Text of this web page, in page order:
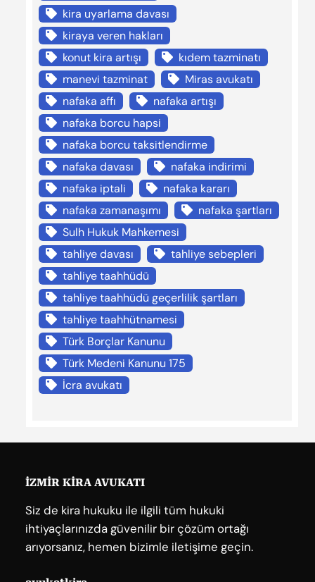
kira uyarlama davası
kiraya veren hakları
konut kira artışı
kıdem tazminatı
manevi tazminat
Miras avukatı
nafaka affı
nafaka artışı
nafaka borcu hapsi
nafaka borcu taksitlendirme
nafaka davası
nafaka indirimi
nafaka iptali
nafaka kararı
nafaka zamanaşımı
nafaka şartları
Sulh Hukuk Mahkemesi
tahliye davası
tahliye sebepleri
tahliye taahhüdü
tahliye taahhüdü geçerlilik şartları
tahliye taahhütnamesi
Türk Borçlar Kanunu
Türk Medeni Kanunu 175
İcra avukatı
İZMİR KİRA AVUKATI
Siz de kira hukuku ile ilgili tüm hukuki
ihtiyaçlarınızda güvenilir bir çözüm ortağı
arıyorsanız, hemen bizimle iletişime geçin.